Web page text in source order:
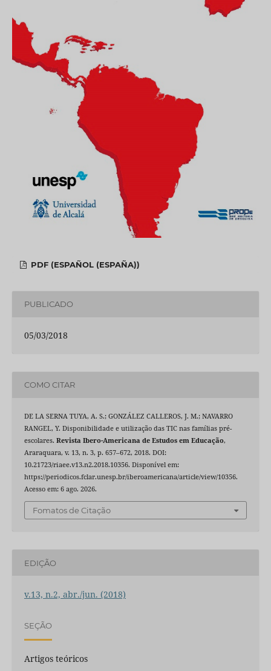
PDF (ESPAÑOL (ESPAÑA))
PUBLICADO
05/03/2018
COMO CITAR
DE LA SERNA TUYA, A. S.; GONZÁLEZ CALLEROS, J. M.; NAVARRO
RANGEL, Y. Disponibilidade e utilização das TIC nas famílias pré-
escolares. Revista Ibero-Americana de Estudos em Educação,
Araraquara, v. 13, n. 3, p. 657–672, 2018. DOI:
10.21723/riaee.v13.n2.2018.10356. Disponível em:
https://periodicos.fclar.unesp.br/iberoamericana/article/view/10356.
Acesso em: 6 ago. 2026.
Fomatos de Citação
EDIÇÃO
v.13, n.2, abr./jun. (2018)
SEÇÃO
Artigos teóricos